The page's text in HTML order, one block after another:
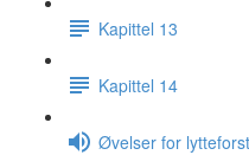
Kapittel 13
Kapittel 14
Øvelser for